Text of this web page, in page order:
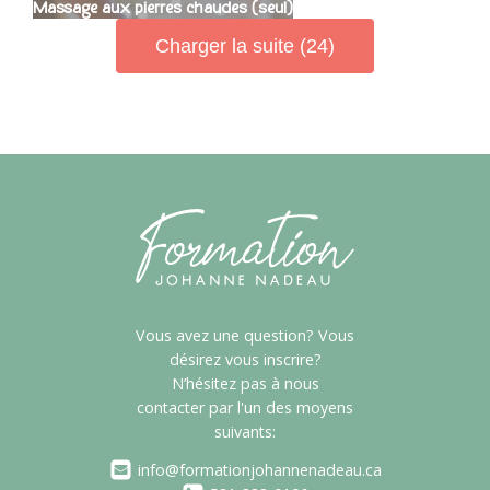
Massage aux pierres chaudes (seul)
Charger la suite (24)
Vous avez une question? Vous
désirez vous inscrire?
N’hésitez pas à nous
contacter par l'un des moyens
suivants:
info@formationjohannenadeau.ca